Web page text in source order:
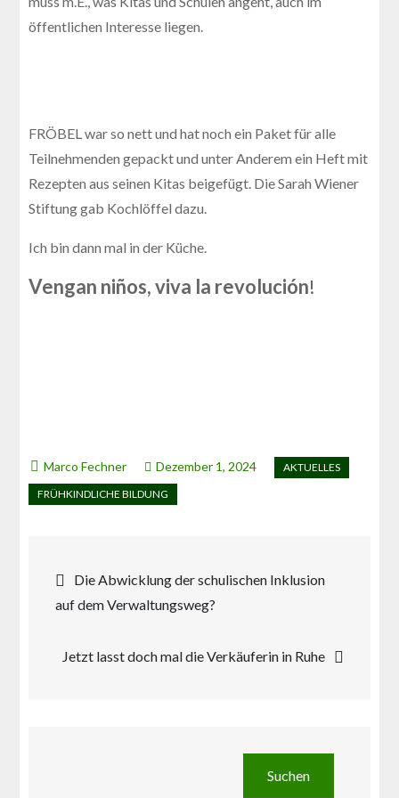
öffentlichen Interesse liegen.
FRÖBEL war so nett und hat noch ein Paket für alle
Teilnehmenden gepackt und unter Anderem ein Heft mit
Rezepten aus seinen Kitas beigefügt. Die Sarah Wiener
Stiftung gab Kochlöffel dazu.
Ich bin dann mal in der Küche.
Vengan niños, viva la revolución!
Dezember 1, 2024
Beitragsnavigation
Die Abwicklung der schulischen Inklusion
auf dem Verwaltungsweg?
Jetzt lasst doch mal die Verkäuferin in Ruhe
Suchen